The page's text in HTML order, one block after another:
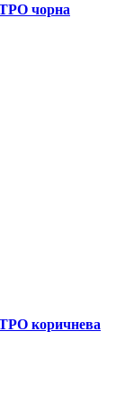
чорна
коричнева